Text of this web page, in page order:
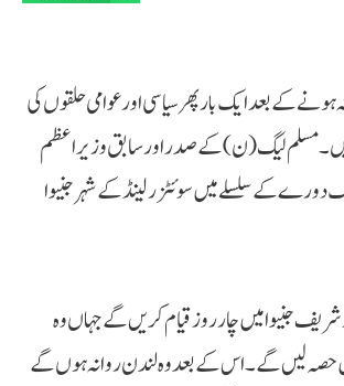
ہونے کے بعد ایک بار پھر سیاسی اور عوامی حلقوں کی
مسلم لیگ (ن) کے صدر اور سابق وزیراعظم
دورے کے سلسلے میں سوئٹزرلینڈ کے شہر جنیوا
جنیوا میں چار روز قیام کریں گے جہاں وہ
حصہ لیں گے۔ اس کے بعد وہ لندن روانہ ہوں گے